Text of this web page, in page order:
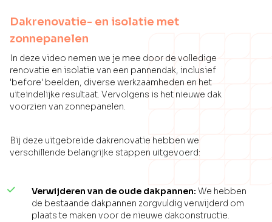
Dakrenovatie- en isolatie met
zonnepanelen
In deze video nemen we je mee door de volledige
renovatie en isolatie van een pannendak, inclusief
'before' beelden, diverse werkzaamheden en het
uiteindelijke resultaat. Vervolgens is het nieuwe dak
voorzien van zonnepanelen.
Bij deze uitgebreide dakrenovatie hebben we
verschillende belangrijke stappen uitgevoerd:
Verwijderen van de oude dakpannen: We hebben
de bestaande dakpannen zorgvuldig verwijderd om
plaats te maken voor de nieuwe dakconstructie.